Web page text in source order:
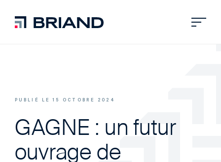
PUBLIÉ LE 15 OCTOBRE 2024
GAGNE : un futur
ouvrage de